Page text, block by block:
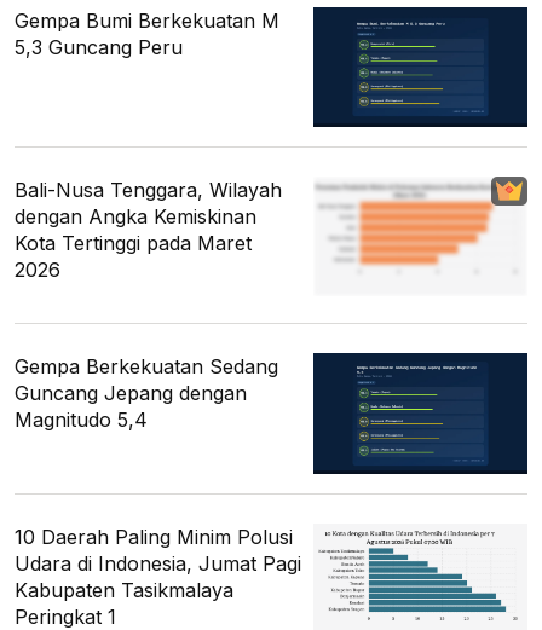
Gempa Bumi Berkekuatan M
5,3 Guncang Peru
Bali-Nusa Tenggara, Wilayah
dengan Angka Kemiskinan
Kota Tertinggi pada Maret
2026
Gempa Berkekuatan Sedang
Guncang Jepang dengan
Magnitudo 5,4
10 Daerah Paling Minim Polusi
Udara di Indonesia, Jumat Pagi
Kabupaten Tasikmalaya
Peringkat 1